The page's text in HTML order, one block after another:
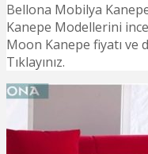
Bellona Mobilya
Kanepe Modellerini
Moon Kanepe fiyatı ve
Tıklayınız.